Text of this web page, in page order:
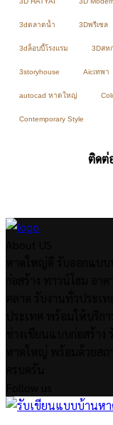
3dตลาดน้ำ 3Dพรีเซล
3dล็อบบี้โรงแรม 3Dสห
3storyhouse Aicเทพา
autocad หาดใหญ่
Contemporary Style
ติดต่
Facebook
Twitter
Instagram
Pinterest
Youtube